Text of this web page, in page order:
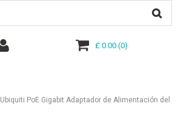
£ 0.00(0)
Ubiquiti PoE Gigabit Adaptador de Alimentación del